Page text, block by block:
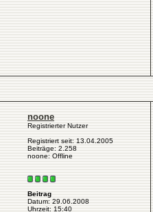
noone
Registrierter Nutzer
Registriert seit: 13.04.2005
Beiträge: 2.258
noone: Offline
Beitrag
Datum: 29.06.2008
Uhrzeit: 15:40